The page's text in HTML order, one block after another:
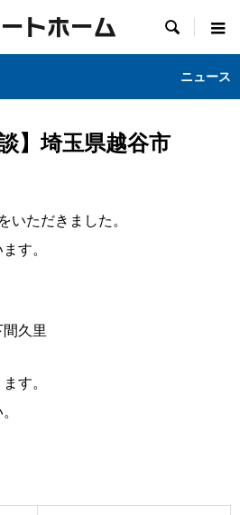

ニュース
】埼玉県越谷市
ただきました。
す。
久里
す。